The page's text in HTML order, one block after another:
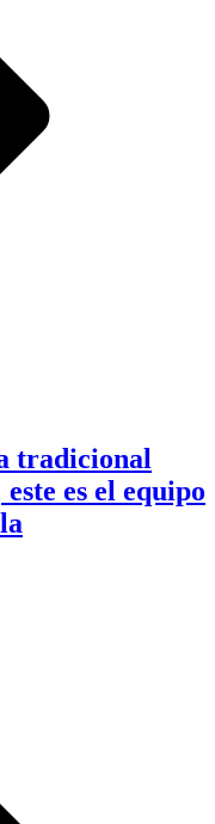
tradicional
es el equipo